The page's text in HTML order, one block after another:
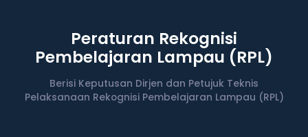
Peraturan Rekognisi
Pembelajaran Lampau (RPL)
Berisi Keputusan Dirjen dan Petujuk Teknis
Pelaksanaan Rekognisi Pembelajaran Lampau (RPL)